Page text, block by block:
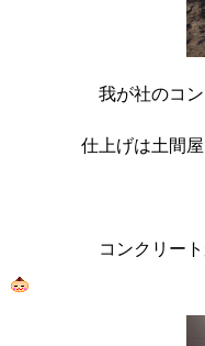
我が社のコンクリ
仕上げは土間屋さ
コンクリートがと